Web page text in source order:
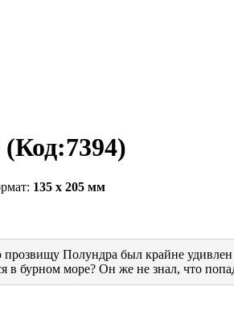
(Код:7394)
135 x 205 мм
Полундра был крайне
в бурном море? Он же не знал, что